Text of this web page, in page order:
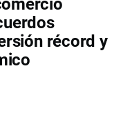
récord y